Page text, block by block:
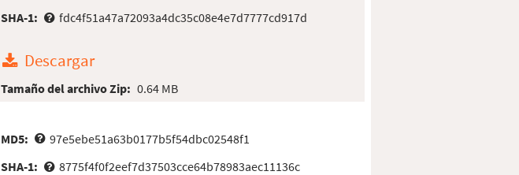
SHA-1:
fdc4f51a47a72093a4dc35c08e4e7d7777cd917d
Descargar
Tamaño del archivo Zip: 0.64 MB
MD5:
97e5ebe51a63b0177b5f54dbc02548f1
SHA-1:
8775f4f0f2eef7d37503cce64b78983aec11136c